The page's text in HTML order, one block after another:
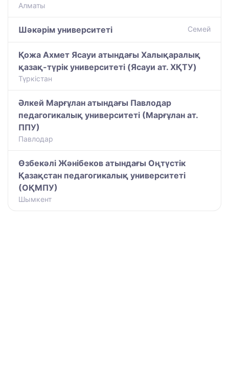
Алматы
Шәкәрім университеті Семей
Қожа Ахмет Ясауи атындағы Халықаралық
қазақ-түрiк университетi (Ясауи ат. ХҚТУ)
Түркістан
Әлкей Марғұлан атындағы Павлодар
педагогикалық университеті (Марғұлан ат.
ППУ)
Павлодар
Өзбекәлі Жәнібеков атындағы Оңтүстік
Қазақстан педагогикалық университеті
(ОҚМПУ)
Шымкент